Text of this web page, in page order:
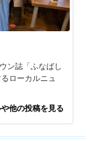
ン誌「ふなばし
ローカルニュ
他の投稿を見る